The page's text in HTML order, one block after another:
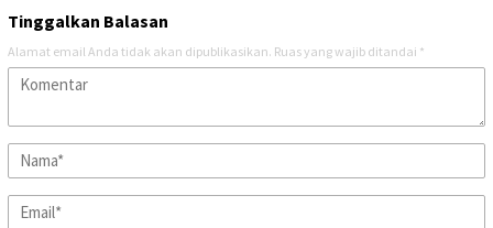
Tinggalkan Balasan
Alamat email Anda tidak akan dipublikasikan. Ruas yang wajib ditandai *